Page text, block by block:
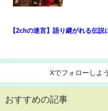
【2chの迷言】語り継がれる伝
Xでフォローしよう
おすすめの記事